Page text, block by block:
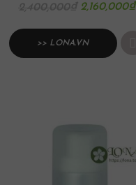
2,160,000₫
>> LONA.VN